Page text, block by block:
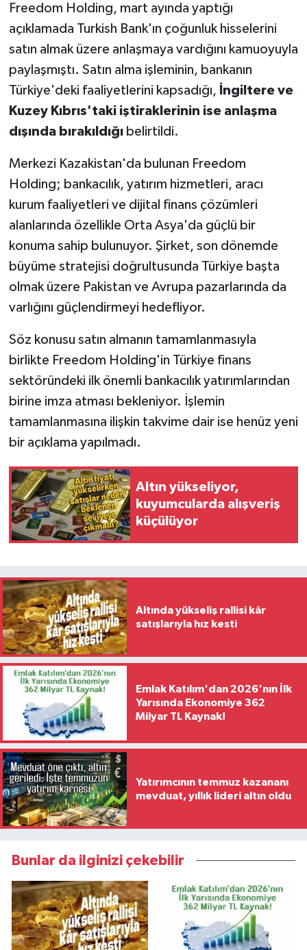
Freedom Holding, mart ayında yaptığı
açıklamada Turkish Bank'ın çoğunluk hisselerini
satın almak üzere anlaşmaya vardığını kamuoyuyla
paylaşmıştı. Satın alma işleminin, bankanın
Türkiye'deki faaliyetlerini kapsadığı, İngiltere ve
Kuzey Kıbrıs'taki iştiraklerinin ise anlaşma
dışında bırakıldığıbelirtildi.
Merkezi Kazakistan'da bulunan Freedom
Holding; bankacılık, yatırım hizmetleri, aracı
kurum faaliyetleri ve dijital finans çözümleri
alanlarında özellikle Orta Asya'da güçlü bir
konuma sahip bulunuyor. Şirket, son dönemde
büyüme stratejisi doğrultusunda Türkiye başta
olmak üzere Pakistan ve Avrupa pazarlarında da
varlığını güçlendirmeyi hedefliyor.
Söz konusu satın almanın tamamlanmasıyla
birlikte Freedom Holding'in Türkiye finans
sektöründeki ilk önemli bankacılık yatırımlarından
birine imza atması bekleniyor. İşlemin
tamamlanmasına ilişkin takvime dair ise henüz yeni
bir açıklama yapılmadı.
Altın yükseliyor,
kuyumcularda alışveriş
küçülüyor
Altında yükseliş rallisi kâr
satışlarıyla hız kesti
Emlak Katılım'dan 2026'nın İlk
Yarısında Ekonomiye 362
Milyar TL Kaynak!
Yatırımcının temmuz kazananı
mevduat, yıllık lideri altın oldu
Bunlar da ilginizi çekebilir